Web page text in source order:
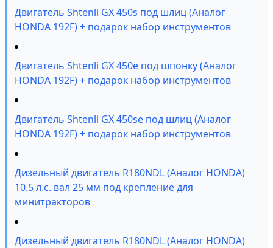
Двигатель Shtenli GX 450s под шлиц (Аналог
HONDA 192F) + подарок набор инструментов
Двигатель Shtenli GX 450e под шпонку (Аналог
HONDA 192F) + подарок набор инструментов
Двигатель Shtenli GX 450se под шлиц (Аналог
HONDA 192F) + подарок набор инструментов
Дизельный двигатель R180NDL (Аналог HONDA)
10.5 л.с. вал 25 мм под крепление для
минитракторов
Дизельный двигатель R180NDL (Аналог HONDA)